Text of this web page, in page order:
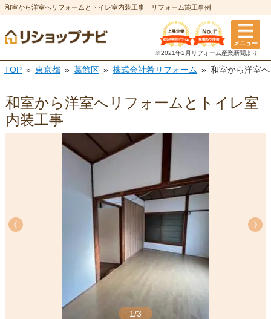
和室から洋室へリフォームとトイレ室内装工事｜リフォーム施工事例
メニュー
※2021年2月リフォーム産業新聞より
TOP 東京都 葛飾区 株式会社希リフォーム 和室から洋室
和室から洋室へリフォームとトイレ室
内装工事
1/3
《
《